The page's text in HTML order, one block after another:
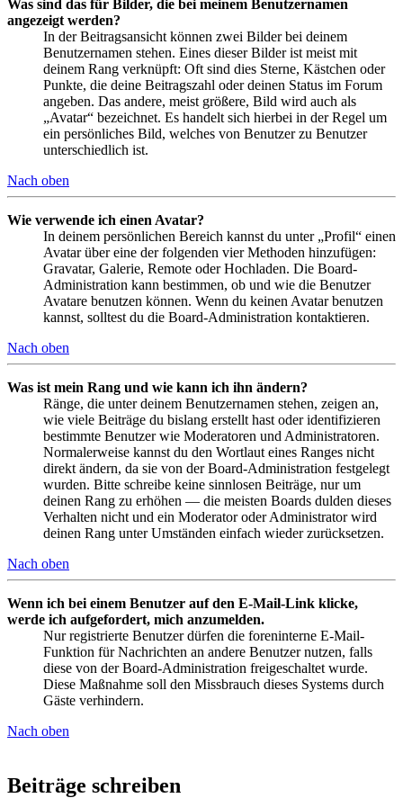
Was sind das für Bilder, die bei meinem Benutzernamen
angezeigt werden?
In der Beitragsansicht können zwei Bilder bei deinem
Benutzernamen stehen. Eines dieser Bilder ist meist mit
deinem Rang verknüpft: Oft sind dies Sterne, Kästchen oder
Punkte, die deine Beitragszahl oder deinen Status im Forum
angeben. Das andere, meist größere, Bild wird auch als
„Avatar“ bezeichnet. Es handelt sich hierbei in der Regel um
ein persönliches Bild, welches von Benutzer zu Benutzer
unterschiedlich ist.
Nach oben
Wie verwende ich einen Avatar?
In deinem persönlichen Bereich kannst du unter „Profil“ einen
Avatar über eine der folgenden vier Methoden hinzufügen:
Gravatar, Galerie, Remote oder Hochladen. Die Board-
Administration kann bestimmen, ob und wie die Benutzer
Avatare benutzen können. Wenn du keinen Avatar benutzen
kannst, solltest du die Board-Administration kontaktieren.
Nach oben
Was ist mein Rang und wie kann ich ihn ändern?
Ränge, die unter deinem Benutzernamen stehen, zeigen an,
wie viele Beiträge du bislang erstellt hast oder identifizieren
bestimmte Benutzer wie Moderatoren und Administratoren.
Normalerweise kannst du den Wortlaut eines Ranges nicht
direkt ändern, da sie von der Board-Administration festgelegt
wurden. Bitte schreibe keine sinnlosen Beiträge, nur um
deinen Rang zu erhöhen — die meisten Boards dulden dieses
Verhalten nicht und ein Moderator oder Administrator wird
deinen Rang unter Umständen einfach wieder zurücksetzen.
Nach oben
Wenn ich bei einem Benutzer auf den E-Mail-Link klicke,
werde ich aufgefordert, mich anzumelden.
Nur registrierte Benutzer dürfen die foreninterne E-Mail-
Funktion für Nachrichten an andere Benutzer nutzen, falls
diese von der Board-Administration freigeschaltet wurde.
Diese Maßnahme soll den Missbrauch dieses Systems durch
Gäste verhindern.
Nach oben
Beiträge schreiben